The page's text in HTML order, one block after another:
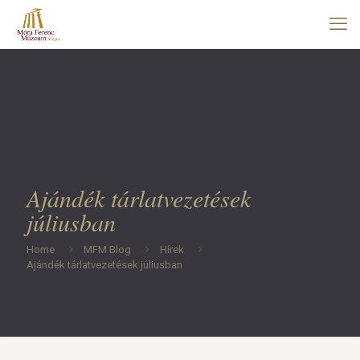
Ajándék tárlatvezetések
júliusban
Home MFM Blog
Hírek
Ajándék tárlatvezetések júliusban